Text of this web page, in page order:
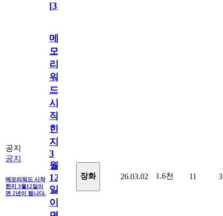
[31
공지
공지
메모리워드 시작
한지 3월12일이
면 2년이 됩니다.
메
모
리
워
드
시
작
한
지
3
월
12
일
이
장화 26.03.02 1.6천 11 3